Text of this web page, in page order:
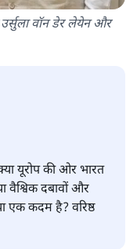
उर्सुला वॉन डेर लेयेन और
यूरोप की ओर भारत
वैश्विक दबावों और
एक कदम है? वरिष्ठ